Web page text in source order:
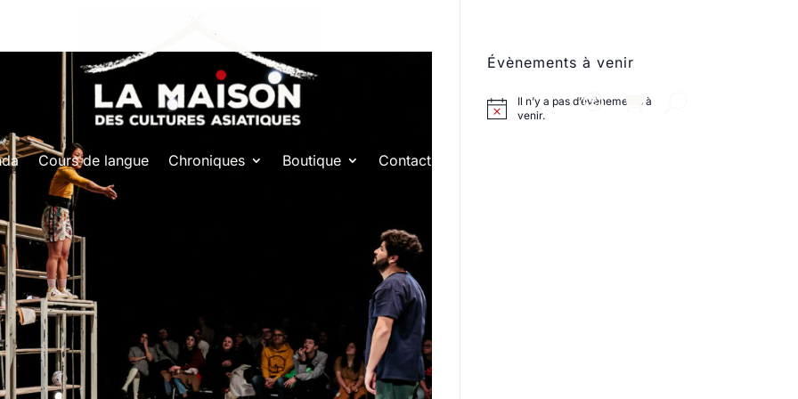
Cours de langue Chroniques Boutique Contact
Évènements à venir
Il n’y a pas d’évènements à
venir.